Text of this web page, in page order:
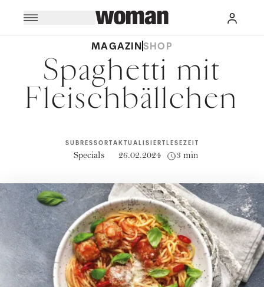
MAGAZINSHOP
Spaghetti mit
Fleischbällchen
SUBRESSORT
Specials
AKTUALISIERT
26.02.2024
LESEZEIT
3 min